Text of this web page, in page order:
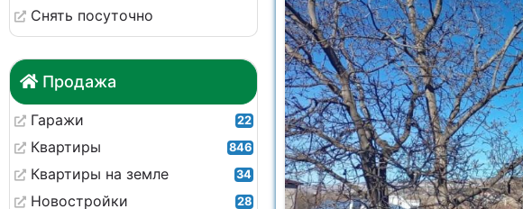
Снять посуточно
Продажа
Гаражи 22
Квартиры 846
Квартиры на земле 34
Новостройки 28